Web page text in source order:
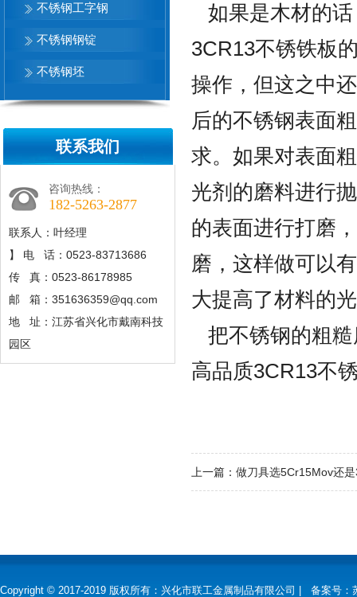
不锈钢工字钢
不锈钢钢锭
不锈钢坯
联系我们
咨询热线：
182-5263-2877
联系人：叶经理
】 电 话：0523-83713686
传 真：0523-86178985
邮 箱：351636359@qq.com
地 址：江苏省兴化市戴南科技
园区
如果是木材的话
3CR13不锈铁板
操作，但这之中
后的不锈钢表面
求。如果对表面
光剂的磨料进行
的表面进行打磨
磨，这样做可以
大提高了材料的
把不锈钢的粗糙
高品质3CR13不
上一篇： 做刀具选5Cr15Mov还
Copyright © 2017-2019 版权所有：兴化市联工金属制品有限公司 | 备案号：